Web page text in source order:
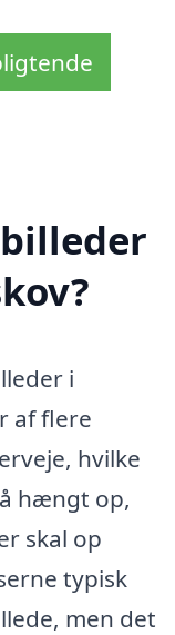
i
af flere
hvilke
hængt op,
skal op
typisk
men det